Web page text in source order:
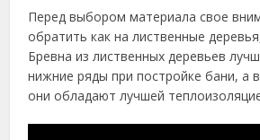
Перед выбором материала свое
обратить как на лиственные
Бревна из лиственных деревьев
нижние ряды при постройке бани,
они обладают лучшей